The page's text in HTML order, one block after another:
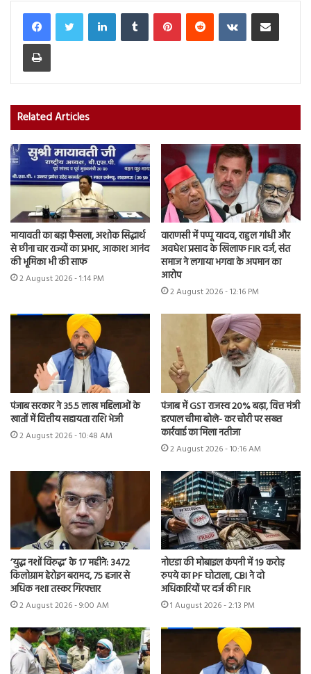
LinkedInTumblr PinterestReddit VKontakteShare via Email
Print
Related Articles
मायावती का बड़ा फैसला, अशोक सिद्धार्थ
से छीना चार राज्यों का प्रभार, आकाश आनंद
की भूमिका भी की साफ
2 August 2026 - 1:14 PM
वाराणसी में पप्पू यादव, राहुल गांधी और
अवधेश प्रसाद के खिलाफ FIR दर्ज, संत
समाज ने लगाया भगवा के अपमान का
आरोप
2 August 2026 - 12:16 PM
पंजाब सरकार ने 35.5 लाख महिलाओं के
खातों में वित्तीय सहायता राशि भेजी
2 August 2026 - 10:48 AM
पंजाब में GST राजस्व 20% बढ़ा, वित्त मंत्री
हरपाल चीमा बोले- कर चोरी पर सख्त
कार्रवाई का मिला नतीजा
2 August 2026 - 10:16 AM
‘युद्ध नशों विरुद्ध’ के 17 महीने: 3472
किलोग्राम हेरोइन बरामद, 75 हजार से
अधिक नशा तस्कर गिरफ्तार
2 August 2026 - 9:00 AM
नोएडा की मोबाइल कंपनी में 19 करोड़
रुपये का PF घोटाला, CBI ने दो
अधिकारियों पर दर्ज की FIR
1 August 2026 - 2:13 PM